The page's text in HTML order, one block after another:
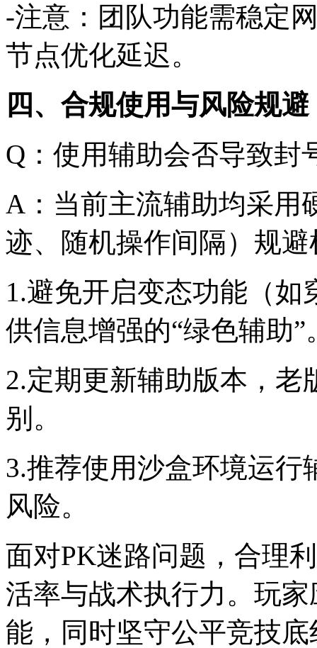
-注意：团队功能需稳定
节点优化延迟。
四、合规使用与风险规避
Q：使用辅助会否导致封
A：当前主流辅助均采用
迹、随机操作间隔）规
1.避免开启变态功能（
供信息增强的“绿色辅助”
2.定期更新辅助版本，
别。
3.推荐使用沙盒环境运
风险。
面对PK迷路问题，合理
活率与战术执行力。玩
能，同时坚守公平竞技